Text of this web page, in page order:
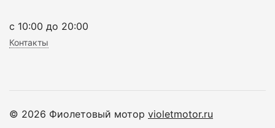
c 10:00 до 20:00
Контакты
© 2026 Фиолетовый мотор violetmotor.ru